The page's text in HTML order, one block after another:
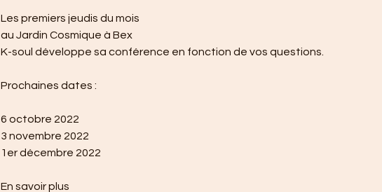
n
é
Les premiers jeudis du mois
au Jardin Cosmique à Bex
K-soul développe sa conférence en fonction de vos questions.
Prochaines dates :
6 octobre 2022
3 novembre 2022
1er décembre 2022
En savoir plus